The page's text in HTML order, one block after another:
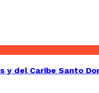
del Caribe Santo